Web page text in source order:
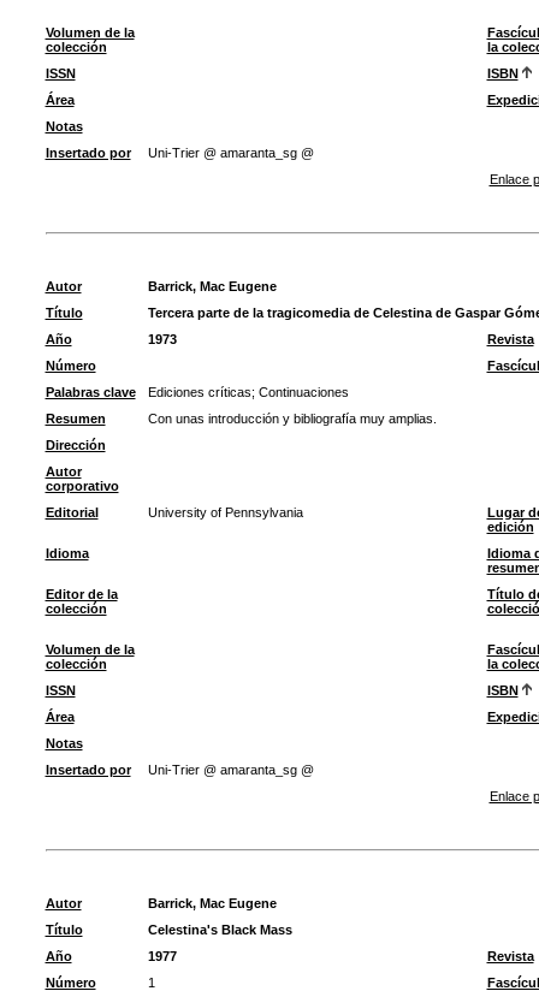
Volumen de la
colección
la
ISSN
ISBN
Área
Notas
Insertado por
Uni-Trier @ amaranta_sg @
Enlace
Autor
Barrick, Mac Eugene
Título
Tercera parte de la tragicomedia de Celestina de Gaspar
Año
1973
Revista
Número
Palabras clave
Ediciones críticas; Continuaciones
Resumen
Con unas introducción y bibliografía muy amplias.
Dirección
Autor
corporativo
Editorial
University of Pennsylvania
Lugar
edición
Idioma
Idioma
Editor de la
colección
Título
Volumen de la
colección
la
ISSN
ISBN
Área
Notas
Insertado por
Uni-Trier @ amaranta_sg @
Enlace
Autor
Barrick, Mac Eugene
Título
Celestina's Black Mass
Año
1977
Revista
Número
1